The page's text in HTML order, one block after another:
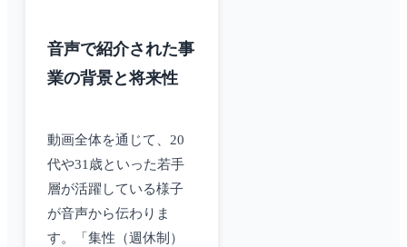
音声で紹介された事
業の背景と将来性
動画全体を通じて、20
代や31歳といった若手
層が活躍している様子
が音声から伝わりま
す。「集性（週休制）